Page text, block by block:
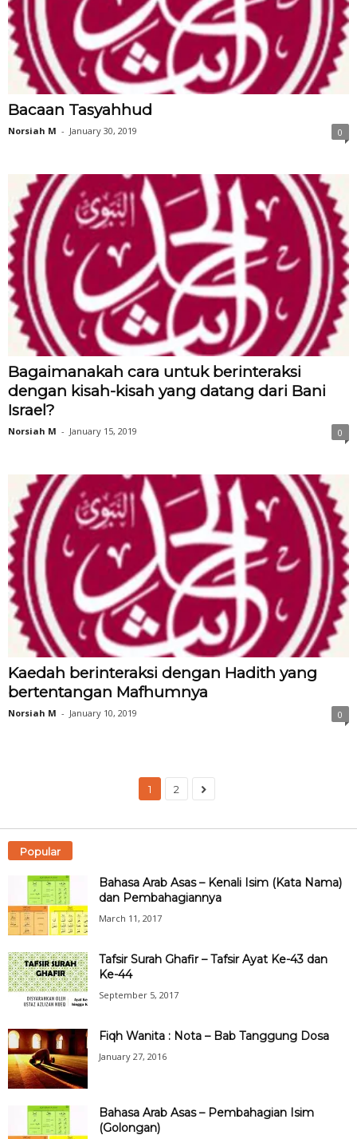
Bacaan Tasyahhud
Norsiah M - January 30, 2019 0
Bagaimanakah cara untuk berinteraksi
dengan kisah-kisah yang datang dari Bani
Israel?
Norsiah M - January 15, 2019 0
Kaedah berinteraksi dengan Hadith yang
bertentangan Mafhumnya
Norsiah M - January 10, 2019 0
1 2
Popular
Bahasa Arab Asas – Kenali Isim (Kata Nama)
dan Pembahagiannya
March 11, 2017
Tafsir Surah Ghafir – Tafsir Ayat Ke-43 dan
Ke-44
September 5, 2017
Fiqh Wanita : Nota – Bab Tanggung Dosa
January 27, 2016
Bahasa Arab Asas – Pembahagian Isim
(Golongan)